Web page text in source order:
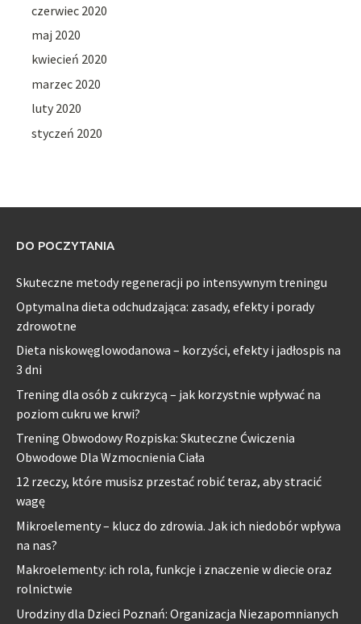
czerwiec 2020
maj 2020
kwiecień 2020
marzec 2020
luty 2020
styczeń 2020
DO POCZYTANIA
Skuteczne metody regeneracji po intensywnym treningu
Optymalna dieta odchudzająca: zasady, efekty i porady
zdrowotne
Dieta niskowęglowodanowa – korzyści, efekty i jadłospis na
3 dni
Trening dla osób z cukrzycą – jak korzystnie wpływać na
poziom cukru we krwi?
Trening Obwodowy Rozpiska: Skuteczne Ćwiczenia
Obwodowe Dla Wzmocnienia Ciała
12 rzeczy, które musisz przestać robić teraz, aby stracić
wagę
Mikroelementy – klucz do zdrowia. Jak ich niedobór wpływa
na nas?
Makroelementy: ich rola, funkcje i znaczenie w diecie oraz
rolnictwie
Urodziny dla Dzieci Poznań: Organizacja Niezapomnianych